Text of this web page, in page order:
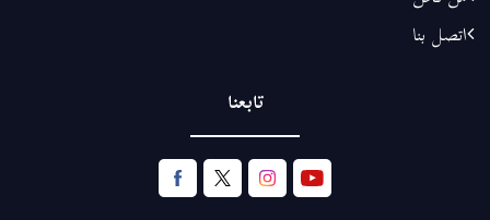
اتصل بنا
تابعنا